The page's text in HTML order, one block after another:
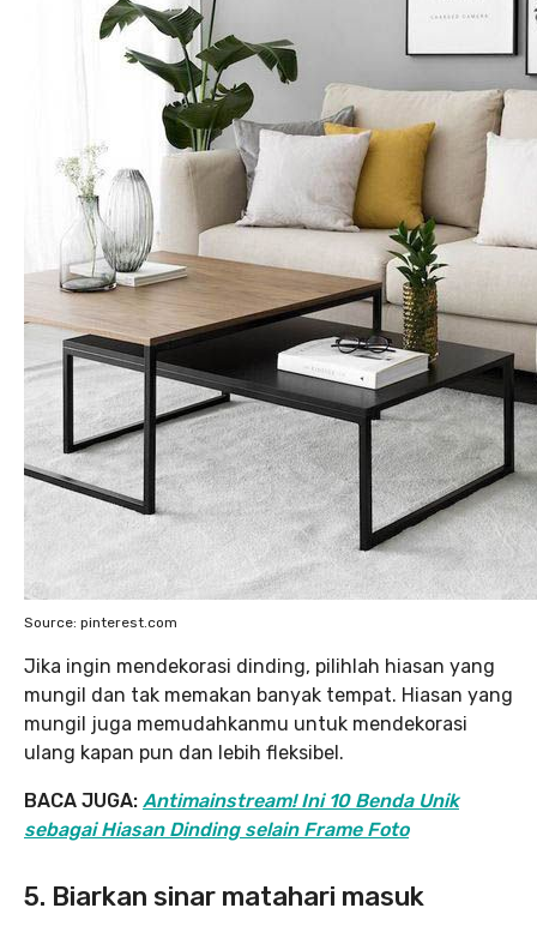
Source: pinterest.com
Jika ingin mendekorasi dinding, pilihlah hiasan yang
mungil dan tak memakan banyak tempat. Hiasan yang
mungil juga memudahkanmu untuk mendekorasi
ulang kapan pun dan lebih fleksibel.
BACA JUGA: Antimainstream! Ini 10 Benda Unik
sebagai Hiasan Dinding selain Frame Foto
5. Biarkan sinar matahari masuk